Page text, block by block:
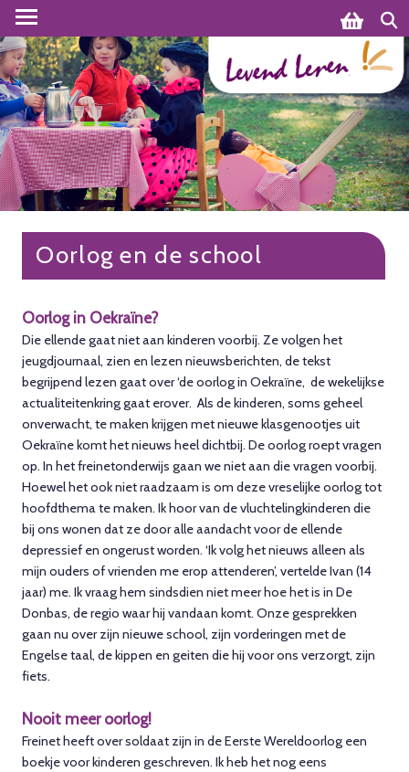
Oorlog en de school
Oorlog in Oekraïne?
Die ellende gaat niet aan kinderen voorbij. Ze volgen het
jeugdjournaal, zien en lezen nieuwsberichten, de tekst
begrijpend lezen gaat over ‘de oorlog in Oekraïne, de wekelijkse
actualiteitenkring gaat erover. Als de kinderen, soms geheel
onverwacht, te maken krijgen met nieuwe klasgenootjes uit
Oekraïne komt het nieuws heel dichtbij. De oorlog roept vragen
op. In het freinetonderwijs gaan we niet aan die vragen voorbij.
Hoewel het ook niet raadzaam is om deze vreselijke oorlog tot
hoofdthema te maken. Ik hoor van de vluchtelingkinderen die
bij ons wonen dat ze door alle aandacht voor de ellende
depressief en ongerust worden. ‘Ik volg het nieuws alleen als
mijn ouders of vrienden me erop attenderen’, vertelde Ivan (14
jaar) me. Ik vraag hem sindsdien niet meer hoe het is in De
Donbas, de regio waar hij vandaan komt. Onze gesprekken
gaan nu over zijn nieuwe school, zijn vorderingen met de
Engelse taal, de kippen en geiten die hij voor ons verzorgt, zijn
fiets.
Nooit meer oorlog!
Freinet heeft over soldaat zijn in de Eerste Wereldoorlog een
boekje voor kinderen geschreven. Ik heb het nog eens